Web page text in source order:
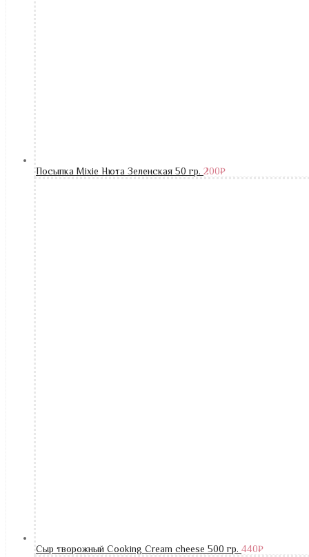
Посыпка Mixie Нюта Зеленская 50 гр. 200₽
Сыр творожный Cooking Cream cheese 500 гр. 440₽